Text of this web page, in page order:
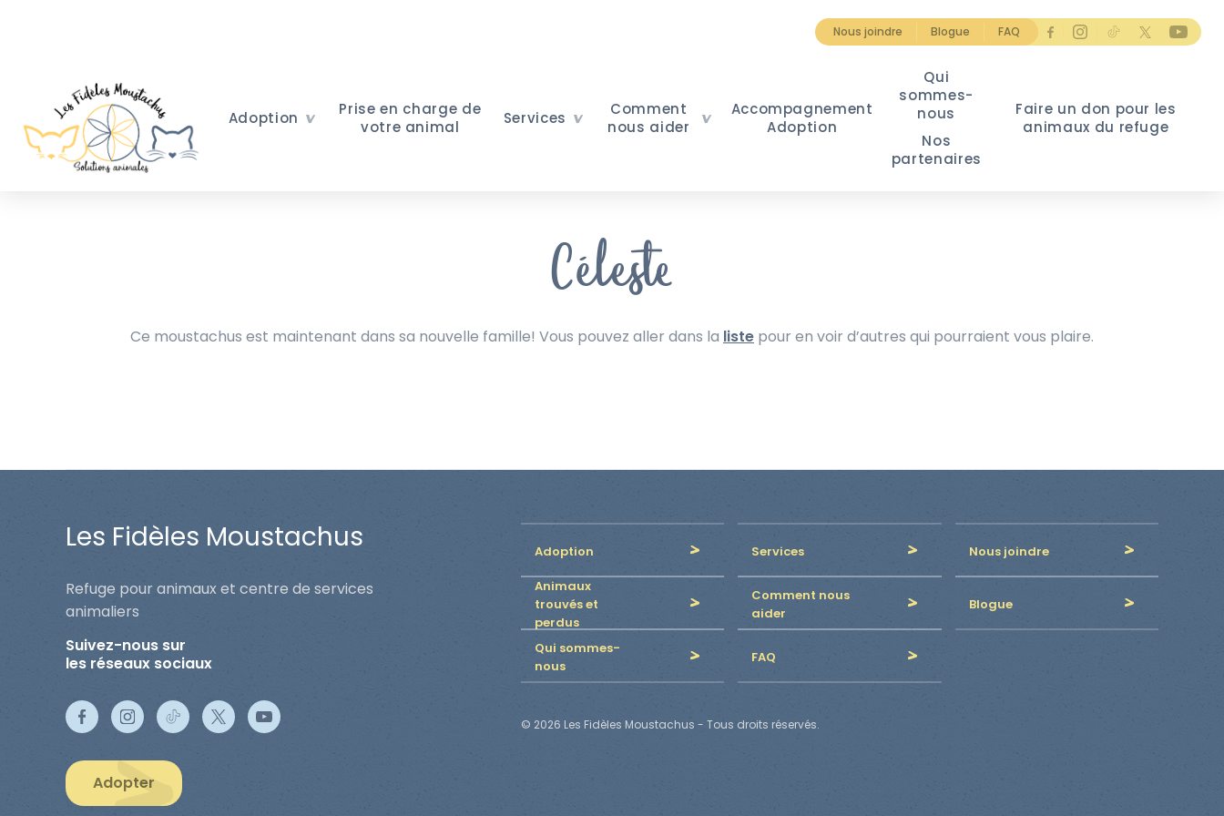
Nous joindre Blogue FAQ
Adoption
Prise en charge de
votre animal
Services
Comment
nous aider
Accompagnement
Adoption
Qui
sommes-
nous
Nos
partenaires
Faire un don pour les
animaux du refuge
Céleste
Ce moustachus est maintenant dans sa nouvelle famille! Vous pouvez aller dans la liste pour en voir d’autres qui pourraient vous plaire.
Les Fidèles Moustachus
Refuge pour animaux et centre de services
animaliers
Suivez-nous sur
les réseaux sociaux
Adopter
Adoption Services
Nous joindre
Animaux
trouvés et
perdus
Comment nous
aider
Blogue
Qui sommes-
nous
FAQ
© 2026 Les Fidèles Moustachus - Tous droits réservés.